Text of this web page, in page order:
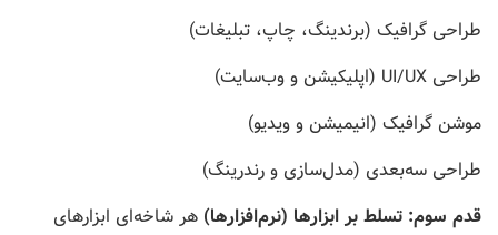
طراحی گرافیک (برندینگ، چاپ، تبلیغات)
طراحی UI/UX (اپلیکیشن و وب‌سایت)
موشن گرافیک (انیمیشن و ویدیو)
طراحی سه‌بعدی (مدل‌سازی و رندرینگ)
قدم سوم: تسلط بر ابزارها (نرم‌افزارها) هر شاخه‌ای ابزارهای